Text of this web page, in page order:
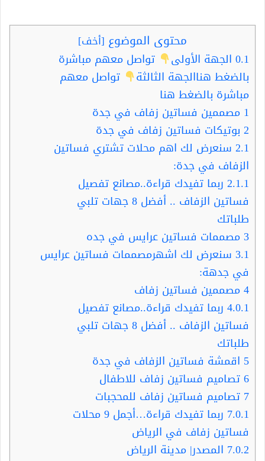
محتوى الموضوع [أخف]
0.1 الجهة الأولى
تواصل معهم مباشرة
بالضغط هناالجهة الثالثة
تواصل معهم
مباشرة بالضغط هنا
1 مصممين فساتين زفاف في جدة
2 بوتيكات فساتين زفاف في جدة
2.1 سنعرض لك اهم محلات تشتري فساتين
الزفاف في جدة:
2.1.1 ربما تفيدك قراءة..مصانع تفصيل
فساتين الزفاف .. أفضل 8 جهات تلبي
طلباتك
3مصممات فساتين عرايس في جده
3.1 سنعرض لك اشهرمصممات فساتين عرايس
في جدهة:
4مصممين فساتين زفاف
4.0.1 ربما تفيدك قراءة..مصانع تفصيل
فساتين الزفاف .. أفضل 8 جهات تلبي
طلباتك
5 اقمشة فساتين الزفاف في جدة
6تصاميم فساتين زفاف للاطفال
7 تصاميم فساتين زفاف للمحجبات
7.0.1
ربما تفيدك قراءة…أجمل 9 محلات
فساتين زفاف في الرياض
7.0.2 المصدر| مدينة الرياض